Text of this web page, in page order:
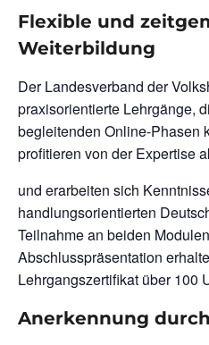
Flexible und
Weiterbildung
Der Landesverband der
praxisorientierte Lehrgänge,
begleitenden Online-Phasen
profitieren von der Expertise
und erarbeiten sich
handlungsorientierten
Teilnahme an beiden
Abschlusspräsentation
Lehrgangszertifikat über 100
Anerkennung